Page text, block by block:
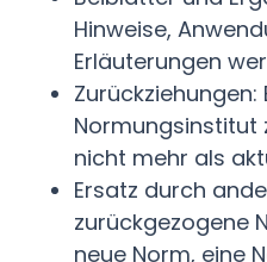
Hinweise,
Erläuterungen
Normungsinstitut
nicht mehr als
Ersatz durch
zurückgezogene
neue Norm, eine